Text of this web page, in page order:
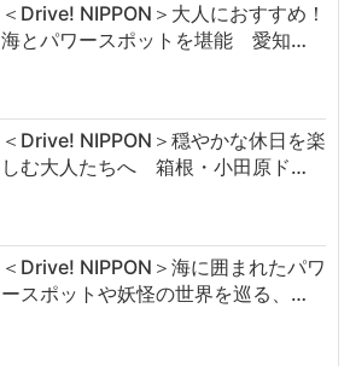
＜Drive! NIPPON＞大人におすすめ！
海とパワースポットを堪能 愛知…
＜Drive! NIPPON＞穏やかな休日を楽
しむ大人たちへ 箱根・小田原ド…
＜Drive! NIPPON＞海に囲まれたパワ
ースポットや妖怪の世界を巡る、…